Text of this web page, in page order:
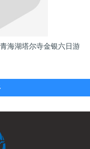
海湖塔尔寺金银六日游